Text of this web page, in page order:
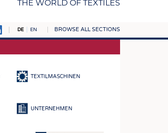
THE WORLD OF TEXTILES
DE EN BROWSE ALL SECTIONS
TEXTILMASCHINEN
UNTERNEHMEN